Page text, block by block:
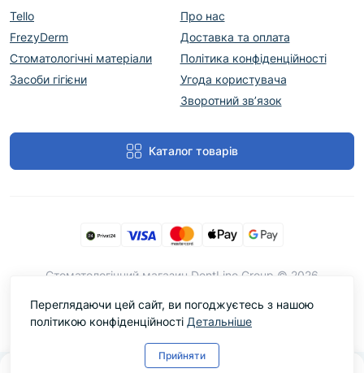
Tello
FrezyDerm
Стоматологічні матеріали
Засоби гігієни
Про нас
Доставка та оплата
Політика конфіденційності
Угода користувача
Зворотний зв’язок
Каталог товарів
Cтоматологічний магазин DentLine Group © 2026
Переглядаючи цей сайт, ви погоджуєтесь з нашою
політикою конфіденційності Детальніше
Прийняти